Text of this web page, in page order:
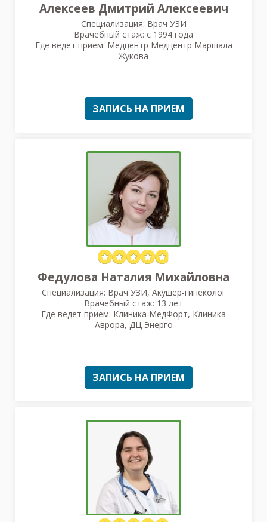
Алексеев Дмитрий Алексеевич
Специализация: Врач УЗИ
Врачебный стаж: с 1994 года
Где ведет прием: Медцентр Медцентр Маршала
Жукова
ЗАПИСЬ НА ПРИЕМ
Федулова Наталия Михайловна
Специализация: Врач УЗИ, Акушер-гинеколог
Врачебный стаж: 13 лет
Где ведет прием: Клиника МедФорт, Клиника
Аврора, ДЦ Энерго
ЗАПИСЬ НА ПРИЕМ